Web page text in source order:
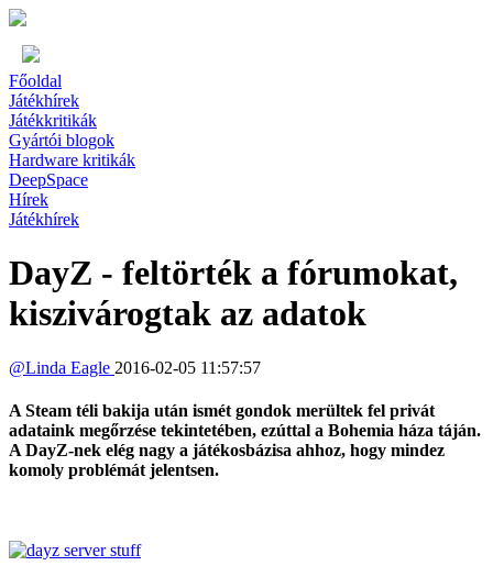
Főoldal
Játékhírek
Játékkritikák
Gyártói blogok
Hardware kritikák
DeepSpace
Hírek
Játékhírek
DayZ - feltörték a fórumokat,
kiszivárogtak az adatok
@Linda Eagle 2016-02-05 11:57:57
A Steam téli bakija után ismét gondok merültek fel privát
adataink megőrzése tekintetében, ezúttal a Bohemia háza táján.
A DayZ-nek elég nagy a játékosbázisa ahhoz, hogy mindez
komoly problémát jelentsen.